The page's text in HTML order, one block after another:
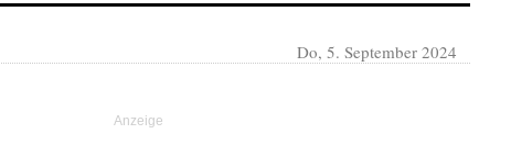
Do, 5. September 2024